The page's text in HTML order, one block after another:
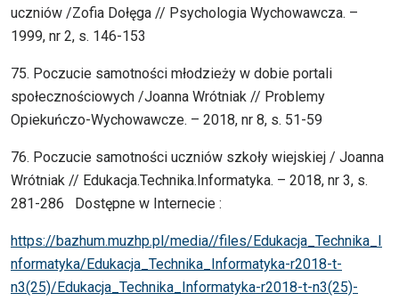
uczniów /Zofia Dołęga // Psychologia Wychowawcza. –
1999, nr 2, s. 146-153
75. Poczucie samotności młodzieży w dobie portali
społecznościowych /Joanna Wrótniak // Problemy
Opiekuńczo-Wychowawcze. – 2018, nr 8, s. 51-59
76. Poczucie samotności uczniów szkoły wiejskiej / Joanna
Wrótniak // Edukacja.Technika.Informatyka. – 2018, nr 3, s.
281-286 Dostępne w Internecie :
https://bazhum.muzhp.pl/media//files/Edukacja_Technika_I
nformatyka/Edukacja_Technika_Informatyka-r2018-t-
n3(25)/Edukacja_Technika_Informatyka-r2018-t-n3(25)-